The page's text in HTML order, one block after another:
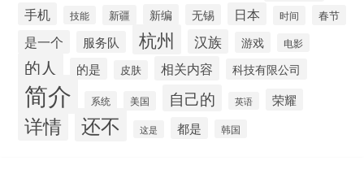
手机 技能 新疆 新编 无锡 日本 时间 春节
是一个 服务队 杭州 汉族 游戏 电影
的人 的是 皮肤 相关内容 科技有限公司
简介 系统 美国 自己的 英语 荣耀
详情 还不 这是 都是 韩国